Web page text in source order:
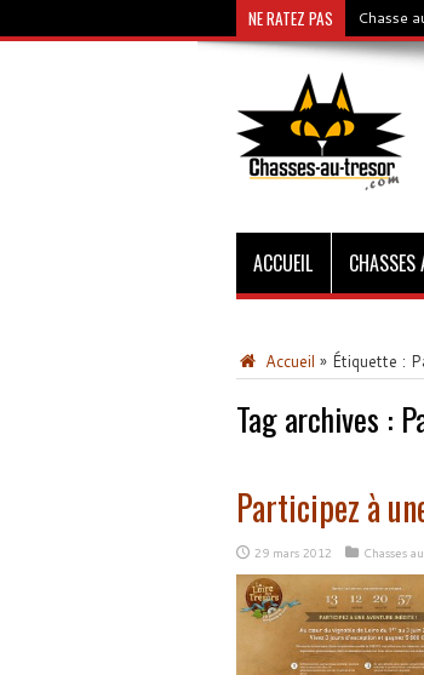
NE RATEZ PAS Chasse
ACCUEIL CHASSES
Accueil » Étiquette :
Tag archives :
Participez à
29 mars 2012 Chasses